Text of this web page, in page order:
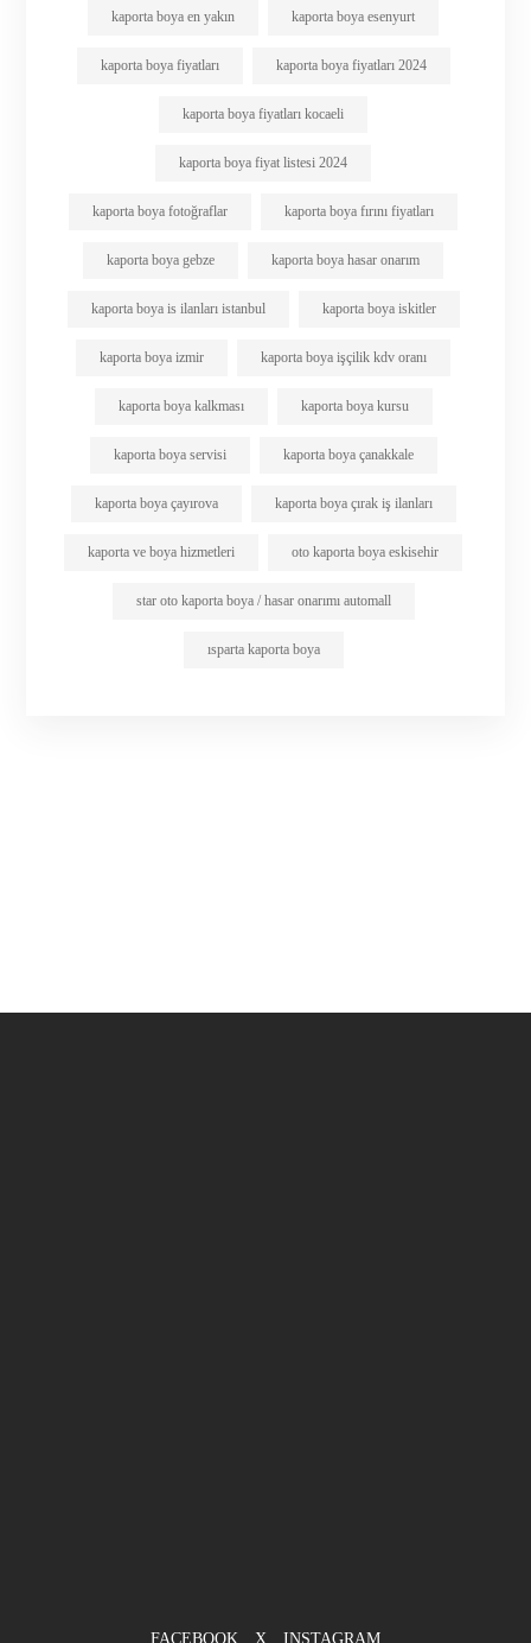
kaporta boya en yakın kaporta boya esenyurt
kaporta boya fiyatları kaporta boya fiyatları 2024
kaporta boya fiyatları kocaeli
kaporta boya fiyat listesi 2024
kaporta boya fotoğraflar kaporta boya fırını fiyatları
kaporta boya gebze kaporta boya hasar onarım
kaporta boya is ilanları istanbul kaporta boya iskitler
kaporta boya izmir kaporta boya işçilik kdv oranı
kaporta boya kalkması kaporta boya kursu
kaporta boya servisi kaporta boya çanakkale
kaporta boya çayırova kaporta boya çırak iş ilanları
kaporta ve boya hizmetleri oto kaporta boya eskisehir
star oto kaporta boya / hasar onarımı automall
ısparta kaporta boya
FACEBOOK X INSTAGRAM